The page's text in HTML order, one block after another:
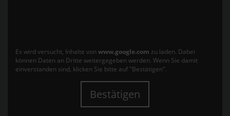
Es wird versucht, Inhalte von www.google.com zu laden. Dabei
können Daten an Dritte weitergegeben werden. Wenn Sie damit
einverstanden sind, klicken Sie bitte auf "Bestätigen".
Bestätigen